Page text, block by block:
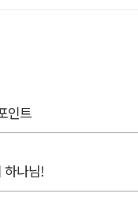
인트
하나님!